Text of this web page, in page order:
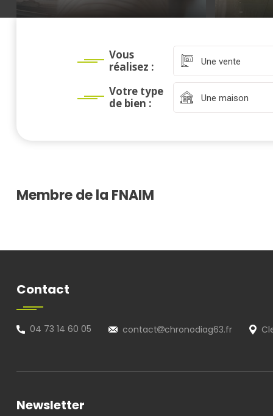
Vous
réalisez :
Une vente
Votre type
de bien :
Une maison
Membre de la FNAIM
Contact
04 73 14 60 05 contact chronodiag63.fr
Newsletter